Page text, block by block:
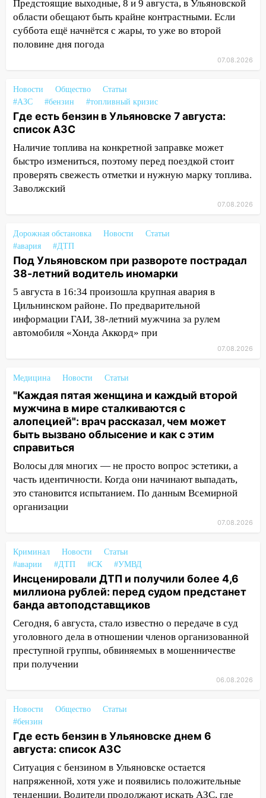
11:16 В Ульяновске открыли памятную
доску декабристу Кондратию Рылееву
В Ульяновске спасатели ночью
садах 79-летнего мужчину
10:26 На нескольких улицах Ульяновска
временно отключили холодную воду
10:14
коррупционной схемы при ЦГКБ
отправили в колонию на 7 и 8 лет
09:52 Ночью беспилотники сбили над
соседними Татарстаном и Саратовской
09:41 Диана Шурыгина уверовала в
Бога в СИЗО
09:35 В Ульяновске директора фирмы
млн рублей
08:22 Подросток на питбайке сбил
велосипедистку: пострадали двое
Жара возвращается: ожидается
06:00
Под Ульяновском при развороте
пострадал 38-летний водитель
иномарки
05:00 «Каждая пятая женщина и каждый
второй мужчина в мире сталкиваются с
алопецией»: врач рассказал, чем может
быть вызвано облысение и как с этим
справиться
03:30 Гороскоп на 7 августа: пятница
принесет прилив творческой энергии и
ошибки
06.08.2026
23:20 Прогноз погоды на 7 августа в
Ульяновской области
20:04 Ульяновцев приглашают на забег,
посвящённый Дню воздушного флота
России
19:12
В Ульяновской области
сотрудник
18:02 В Ульяновск едут звезды
баскетбола!
17:08 Ульяновский областной суд
оставил в силе приговор руководству
«УльяновскФармации» за махинации на
Предстоящие выходные, 8 и 9 августа, в Ульяновской
области обещают быть крайне контрастными. Если
суббота ещё начнётся с жары, то уже во второй
половине дня погода
07.08.2026
Новости Общество
Статьи
#АЗС
#бензин #топливный кризис
Где есть бензин в Ульяновске 7 августа:
список АЗС
Наличие топлива на конкретной заправке может
быстро измениться, поэтому перед поездкой стоит
проверять свежесть отметки и нужную марку топлива.
Заволжский
07.08.2026
Дорожная обстановка Новости
Статьи
#авария
#ДТП
Под Ульяновском при развороте пострадал
38-летний водитель иномарки
5 августа в 16:34 произошла крупная авария в
Цильнинском районе. По предварительной
информации ГАИ, 38-летний мужчина за рулем
автомобиля «Хонда Аккорд» при
07.08.2026
Медицина Новости Статьи
"Каждая пятая женщина и каждый второй
мужчина в мире сталкиваются с
алопецией": врач рассказал, чем может
быть вызвано облысение и как с этим
справиться
Волосы для многих — не просто вопрос эстетики, а
часть идентичности. Когда они начинают выпадать,
это становится испытанием. По данным Всемирной
организации
07.08.2026
Криминал Новости
Статьи
#аварии
#ДТП #СК #УМВД
Инсценировали ДТП и получили более 4,6
миллиона рублей: перед судом предстанет
банда автоподставщиков
Сегодня, 6 августа, стало известно о передаче в суд
уголовного дела в отношении членов организованной
преступной группы, обвиняемых в мошенничестве
при получении
06.08.2026
Новости Общество
Статьи
#бензин
Где есть бензин в Ульяновске днем 6
августа: список АЗС
Ситуация с бензином в Ульяновске остается
напряженной, хотя уже и появились положительные
тенденции. Водители продолжают искать АЗС, где